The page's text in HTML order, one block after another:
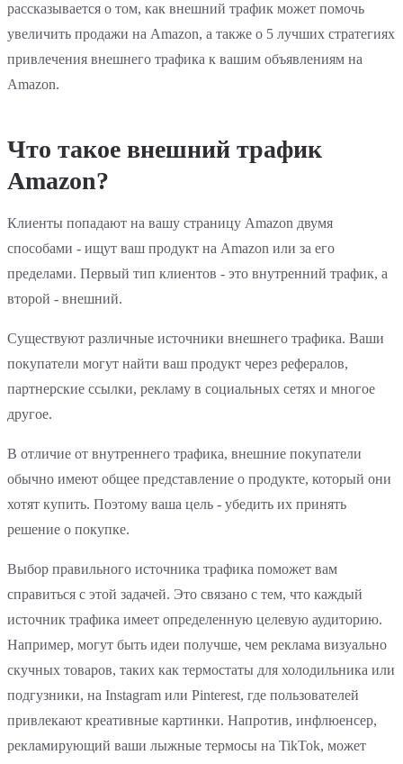
рассказывается о том, как внешний трафик может помочь
увеличить продажи на Amazon, а также о 5 лучших стратегиях
привлечения внешнего трафика к вашим объявлениям на
Amazon.
Что такое внешний трафик
Amazon?
Клиенты попадают на вашу страницу Amazon двумя
способами - ищут ваш продукт на Amazon или за его
пределами. Первый тип клиентов - это внутренний трафик, а
второй - внешний.
Существуют различные источники внешнего трафика. Ваши
покупатели могут найти ваш продукт через рефералов,
партнерские ссылки, рекламу в социальных сетях и многое
другое.
В отличие от внутреннего трафика, внешние покупатели
обычно имеют общее представление о продукте, который они
хотят купить. Поэтому ваша цель - убедить их принять
решение о покупке.
Выбор правильного источника трафика поможет вам
справиться с этой задачей. Это связано с тем, что каждый
источник трафика имеет определенную целевую аудиторию.
Например, могут быть идеи получше, чем реклама визуально
скучных товаров, таких как термостаты для холодильника или
подгузники, на Instagram или Pinterest, где пользователей
привлекают креативные картинки. Напротив, инфлюенсер,
рекламирующий ваши лыжные термосы на TikTok, может